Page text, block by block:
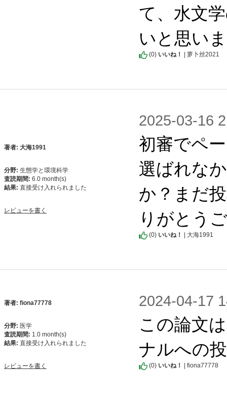
て、水文
いと思い
(0) いいね！ | 萝卜丝2021
著者: 大海1991
分野: 生態学と環境科学
査読期間: 6.0 month(s)
結果: 直接受け入れられました
レビューを書く
2025-03-16
初審でペ
選ばれな
か？まだ
りがとう
(0) いいね！ | 大海1991
著者: fiona77778
分野: 医学
査読期間: 1.0 month(s)
結果: 直接受け入れられました
レビューを書く
2024-04-17
この論文
ナルへの
(0) いいね！ | fiona77778